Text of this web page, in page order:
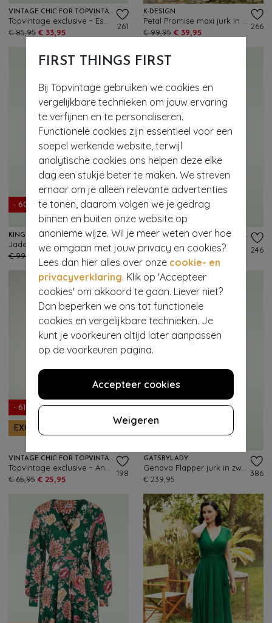
FIRST THINGS FIRST
Bij Topvintage gebruiken we cookies en
vergelijkbare technieken om jouw ervaring
te verfijnen en te personaliseren.
Functionele cookies zijn essentieel voor een
soepel werkende website, terwijl
analytische cookies ons helpen deze elke
dag een stukje beter te maken. We streven
ernaar om je alleen relevante advertenties
te tonen, daarom volgen we je gedrag
binnen en buiten onze website op
anonieme wijze. Wil je meer weten over hoe
we omgaan met jouw privacy en cookies?
Lees dan hier alles over onze cookie- en
privacyverklaring. Klik op 'Accepteer
cookies' om akkoord te gaan. Liever niet?
Dan beperken we ons tot functionele
cookies en vergelijkbare technieken. Je
kunt je voorkeuren altijd later aanpassen
op de voorkeuren pagina.
Accepteer cookies
Weigeren
VINTAGE CHIC FOR TOPVINTAGE
€ 85,95 € 33,95
261
K-DESIGN
€ 99,95 € 39,95
266
- 60%
KING LOUIE
Jade Double V- jurk in ponderosa groen
€ 99,95
80
- 61%
EXCLUSIEF
VINTAGE CHIC FOR TOPVINTAGE
€ 85,95
246
- 61%
EXCLUSIEF
VINTAGE CHIC FOR TOPVINTAGE
€ 65,95 € 25,95
198
GATSBYLADY
€ 239,95
386